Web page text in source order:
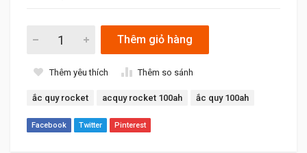
Thêm giỏ hàng
Thêm yêu thích Thêm so sánh
ắc quy rocket acquy rocket 100ah ắc quy 100ah
Facebook Twitter Pinterest